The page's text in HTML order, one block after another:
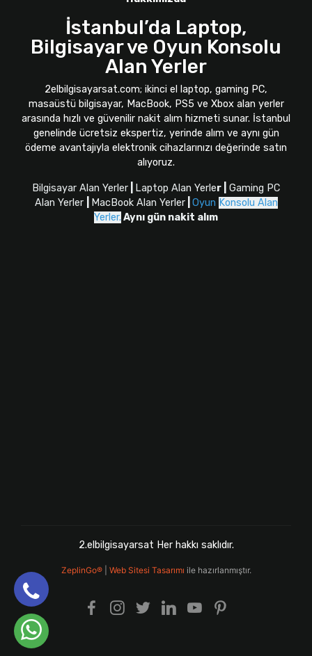
İstanbul’da Laptop,
Bilgisayar ve Oyun Konsolu
Alan Yerler
2elbilgisayarsat.com; ikinci el laptop, gaming PC,
masaüstü bilgisayar, MacBook, PS5 ve Xbox alan yerler
arasında hızlı ve güvenilir nakit alım hizmeti sunar. İstanbul
genelinde ücretsiz ekspertiz, yerinde alım ve aynı gün
ödeme avantajıyla elektronik cihazlarınızı değerinde satın
alıyoruz.
Bilgisayar Alan Yerler Laptop Alan Yerler |
Gaming PC
Alan Yerler
MacBook Alan Yerler| Oyun Konsolu Alan
Yerler. Aynı gün nakit alım
2.elbilgisayarsat Her hakkı saklıdır.
ZeplinGo® Web Sitesi Tasarımı ile hazırlanmıştır.